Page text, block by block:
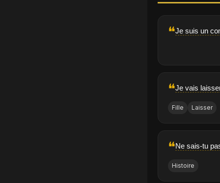
❝Je suis un
❝Je vais
Fille Laisser
❝Ne sais-tu
Histoire